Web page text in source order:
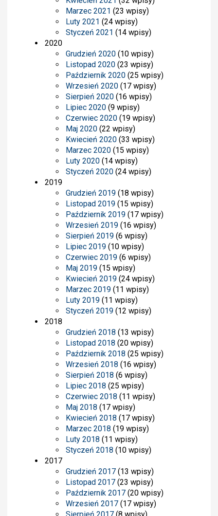
Marzec 2021 (23 wpisy)
Luty 2021 (24 wpisy)
Styczeń 2021 (14 wpisy)
2020
Grudzień 2020 (10 wpisy)
Listopad 2020 (23 wpisy)
Październik 2020 (25 wpisy)
Wrzesień 2020 (17 wpisy)
Sierpień 2020 (16 wpisy)
Lipiec 2020 (9 wpisy)
Czerwiec 2020 (19 wpisy)
Maj 2020 (22 wpisy)
Kwiecień 2020 (33 wpisy)
Marzec 2020 (15 wpisy)
Luty 2020 (14 wpisy)
Styczeń 2020 (24 wpisy)
2019
Grudzień 2019 (18 wpisy)
Listopad 2019 (15 wpisy)
Październik 2019 (17 wpisy)
Wrzesień 2019 (16 wpisy)
Sierpień 2019 (6 wpisy)
Lipiec 2019 (10 wpisy)
Czerwiec 2019 (6 wpisy)
Maj 2019 (15 wpisy)
Kwiecień 2019 (24 wpisy)
Marzec 2019 (11 wpisy)
Luty 2019 (11 wpisy)
Styczeń 2019 (12 wpisy)
2018
Grudzień 2018 (13 wpisy)
Listopad 2018 (20 wpisy)
Październik 2018 (25 wpisy)
Wrzesień 2018 (16 wpisy)
Sierpień 2018 (6 wpisy)
Lipiec 2018 (25 wpisy)
Czerwiec 2018 (11 wpisy)
Maj 2018 (17 wpisy)
Kwiecień 2018 (17 wpisy)
Marzec 2018 (19 wpisy)
Luty 2018 (11 wpisy)
Styczeń 2018 (10 wpisy)
2017
Grudzień 2017 (13 wpisy)
Listopad 2017 (23 wpisy)
Październik 2017 (20 wpisy)
Wrzesień 2017 (17 wpisy)